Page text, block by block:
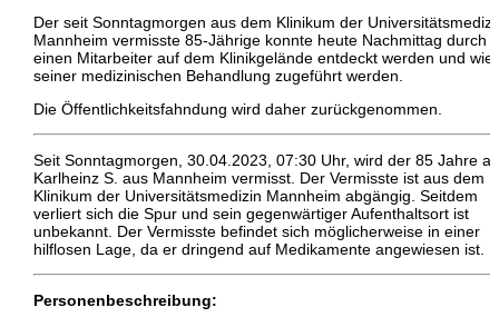
Der seit Sonntagmorgen aus dem Klinikum der
Mannheim vermisste 85-Jährige konnte heute Nachmittag durch
einen Mitarbeiter auf dem Klinikgelände entdeckt werden und
seiner medizinischen Behandlung zugeführt werden.
Die Öffentlichkeitsfahndung wird daher zurückgenommen.
Seit Sonntagmorgen, 30.04.2023, 07:30 Uhr, wird der 85 Jahre
Karlheinz S. aus Mannheim vermisst. Der Vermisste ist aus dem
Klinikum der Universitätsmedizin Mannheim abgängig. Seitdem
verliert sich die Spur und sein gegenwärtiger Aufenthaltsort ist
unbekannt. Der Vermisste befindet sich möglicherweise in einer
hilflosen Lage, da er dringend auf Medikamente angewiesen ist.
Personenbeschreibung: